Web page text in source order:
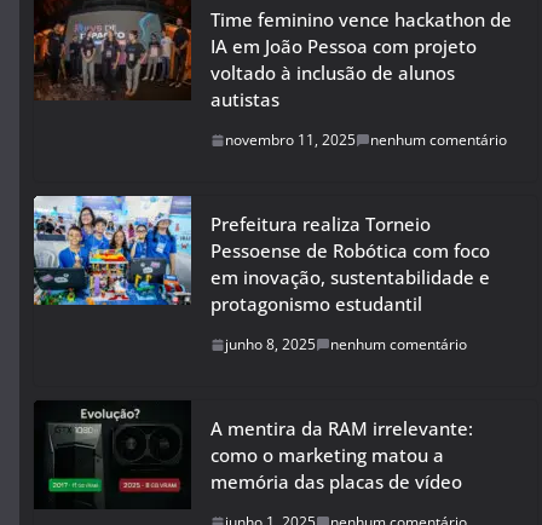
Time feminino vence hackathon de
IA em João Pessoa com projeto
voltado à inclusão de alunos
autistas
novembro 11, 2025 nenhum comentário
Prefeitura realiza Torneio
Pessoense de Robótica com foco
em inovação, sustentabilidade e
protagonismo estudantil
junho 8, 2025 nenhum comentário
A mentira da RAM irrelevante:
como o marketing matou a
memória das placas de vídeo